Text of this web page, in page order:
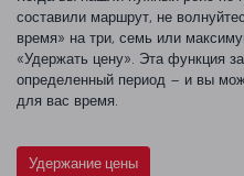
составили маршрут, не
время» на три, семь или
«Удержать цену». Эта функция
определенный период – и вы
для вас время.
Удержание цены